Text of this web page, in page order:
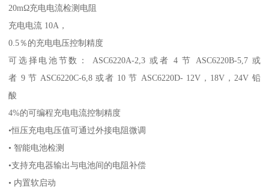
20mΩ充电电流检测电阻
充电电流 10A，
0.5％的充电电压控制精度
可选择电池节数： ASC6220A-2,3 或者 4 节 ASC6220B-5,7 或
者 9 节 ASC6220C-6,8 或者 10 节 ASC6220D- 12V，18V，24V 铅
酸
4%的可编程充电电流控制精度
•恒压充电电压值可通过外接电阻微调
• 智能电池检测
•支持充电器输出与电池间的电阻补偿
• 内置软启动